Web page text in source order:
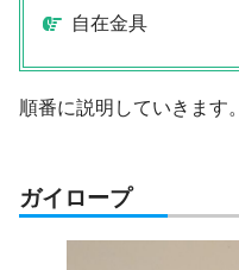
自在金具
順番に説明していきます。
ガイロープ